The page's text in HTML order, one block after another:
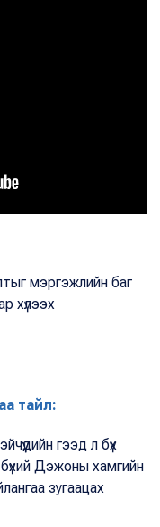
мэргэжлийн баг
хүлээх
тайл:
гээд л бүх
Дэжоны хамгийн
зугаацах